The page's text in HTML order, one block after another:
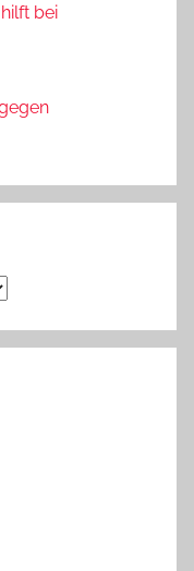
bei